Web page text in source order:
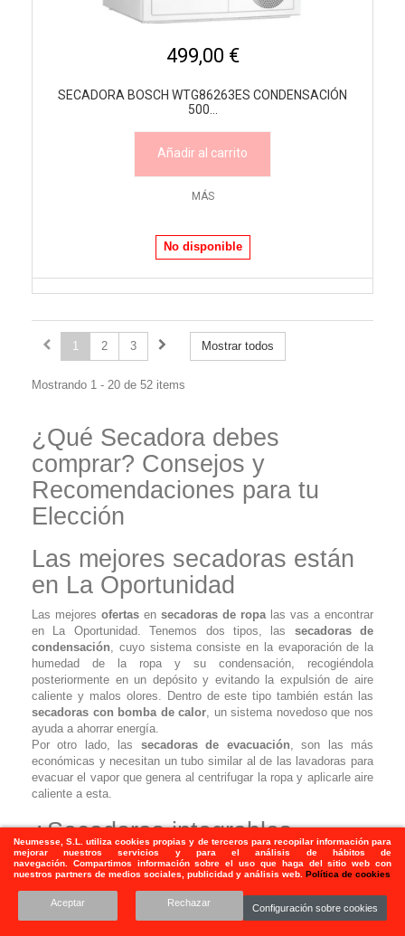
Neumesse, S.L. utiliza cookies propias y de terceros para recopilar información para
mejorar nuestros servicios y para el análisis de hábitos de
navegación. Compartimos información sobre el uso que haga del sitio web con
nuestros partners de medios sociales, publicidad y análisis web. Política de cookies
Aceptar Rechazar Configuración sobre cookies
499,00 €
SECADORA BOSCH WTG86263ES CONDENSACIÓN
500...
Añadir al carrito
MÁS
No disponible
Mostrar todos
1 2 3
Mostrando 1 - 20 de 52 items
¿Qué Secadora debes
comprar? Consejos y
Recomendaciones para tu
Elección
Las mejores secadoras están
en La Oportunidad
Las mejores ofertas en secadoras de ropalas vas a encontrar
en La Oportunidad. Tenemos dos tipos, las secadoras de
condensación, cuyo sistema consiste en la evaporación de la
humedad de la ropa y su condensación, recogiéndola
posteriormente en un depósito y evitando la expulsión de aire
caliente y malos olores. Dentro de este tipo también están las
secadoras con bomba de calor, un sistema novedoso que nos
ayuda a ahorrar energía.
Por otro lado, las secadoras de evacuación, son las más
económicas y necesitan un tubo similar al de las lavadoras para
evacuar el vapor que genera al centrifugar la ropa y aplicarle aire
caliente a esta.
¿Secadoras integrables,
panelables o de libre
instalación? Diferencias
encastradasvan dentro de un